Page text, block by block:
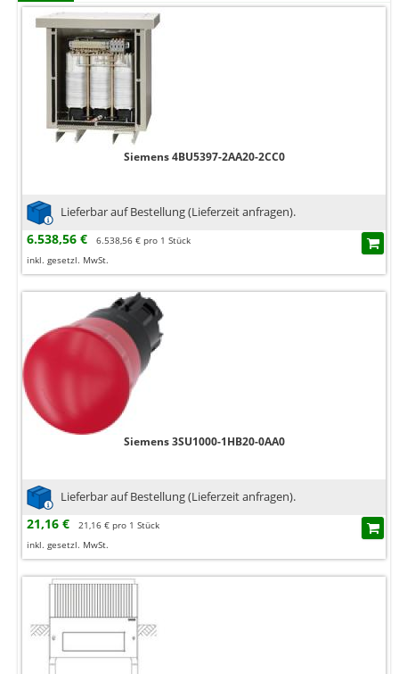
Siemens 4BU5397-2AA20-2CC0
Lieferbar auf Bestellung (Lieferzeit anfragen).
6.538,56 €
6.538,56 € pro 1 Stück
inkl. gesetzl. MwSt.
Siemens 3SU1000-1HB20-0AA0
Lieferbar auf Bestellung (Lieferzeit anfragen).
21,16 €
21,16 € pro 1 Stück
inkl. gesetzl. MwSt.